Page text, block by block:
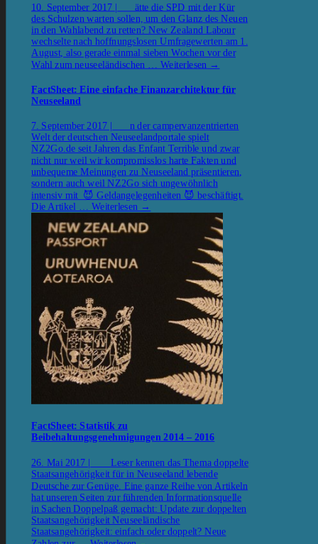
10. September 2017 | ätte die SPD mit der Kür
des Schulzen warten sollen, um den Glanz des Neuen
in den Wahlabend zu retten? New Zealand Labour
wechselte nach hoffnungslosen Umfragewerten am 1.
August, also gerade einmal sieben Wochen vor der
Wahl zum neuseeländischen … Weiterlesen →
FactSheet: Eine einfache Finanzarchitektur für
Neuseeland
7. September 2017 | n der campervanzentrierten
Welt der deutschen Neuseelandportale spielt
NZ2Go.de seit Jahren das Enfant Terrible und zwar
nicht nur weil wir kompromisslos harte Fakten und
unbequeme Meinungen zu Neuseeland präsentieren,
sondern auch weil NZ2Go sich ungewöhnlich
intensiv mit 😈 Geldangelegenheiten 😈 beschäftigt.
Die Artikel … Weiterlesen →
FactSheet: Statistik zu
Beibehaltungsgenehmigungen 2014 – 2016
26. Mai 2017 | Leser kennen das Thema doppelte
Staatsangehörigkeit für in Neuseeland lebende
Deutsche zur Genüge. Eine ganze Reihe von Artikeln
hat unseren Seiten zur führenden Informationsquelle
in Sachen Doppelpaß gemacht: Update zur doppelten
Staatsangehörigkeit Neuseeländische
Staatsangehörigkeit: einfach oder doppelt? Neue